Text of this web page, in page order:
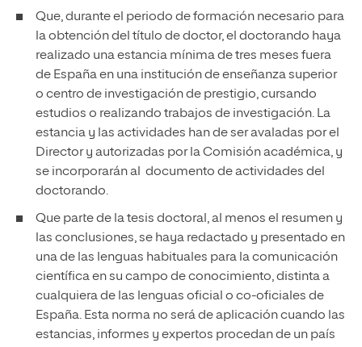
Que, durante el periodo de formación necesario para
la obtención del título de doctor, el doctorando haya
realizado una estancia mínima de tres meses fuera
de España en una institución de enseñanza superior
o centro de investigación de prestigio, cursando
estudios o realizando trabajos de investigación. La
estancia y las actividades han de ser avaladas por el
Director y autorizadas por la Comisión académica, y
se incorporarán al documento de actividades del
doctorando.
Que parte de la tesis doctoral, al menos el resumen y
las conclusiones, se haya redactado y presentado en
una de las lenguas habituales para la comunicación
científica en su campo de conocimiento, distinta a
cualquiera de las lenguas oficial o co-oficiales de
España. Esta norma no será de aplicación cuando las
estancias, informes y expertos procedan de un país